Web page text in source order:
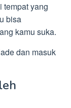
tempat yang
bisa
kamu suka.
dan masuk